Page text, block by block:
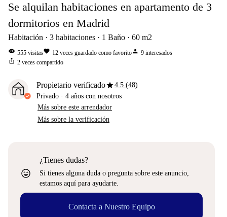
Se alquilan habitaciones en apartamento de 3
dormitorios en Madrid
Habitación 3 habitaciones 1 Baño 60 m2
visibility 555 visitasfavorite 12 veces guardado como favoritoperson 9 interesados
ios_share 2 veces compartido
Propietario verificadostar4.5 (48)
Privado · 4 años con nosotros
Más sobre este arrendador
Más sobre la verificación
sentiment_very_satisfied
¿Tienes dudas?
Si tienes alguna duda o pregunta sobre este anuncio,
estamos aquí para ayudarte.
Contacta a Nuestro Equipo